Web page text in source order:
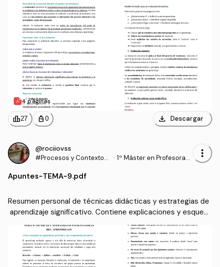
4 páginas
leaderboard27 personal_bag 0 download Descargar
@rociiovss
#Procesos y Contextos
· 1º Máster en Profesorad
onal y Enseñanzas de Idi
more_vert
Apuntes-TEMA-9.pdf
Resumen personal de técnicas didácticas y estrategias de
aprendizaje significativo. Contiene explicaciones y esquem
as elaborados por el autor